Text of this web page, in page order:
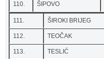
110. ŠIPOVO
111. ŠIROKI BRIJEG
112. TEOČAK
113. TESLIĆ